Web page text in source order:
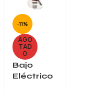
-11%
AGO
TAD
O
Bajo
Eléctrico